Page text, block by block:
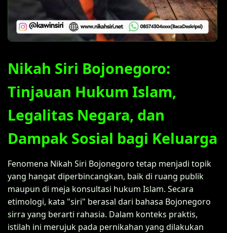
Nikah Siri Bojonegoro:
Tinjauan Hukum Islam,
Legalitas Negara, dan
Dampak Sosial bagi Keluarga
Fenomena Nikah Siri Bojonegoro tetap menjadi topik
yang hangat diperbincangkan, baik di ruang publik
maupun di meja konsultasi hukum Islam. Secara
etimologi, kata "siri" berasal dari bahasa Bojonegoro
sirra yang berarti rahasia. Dalam konteks praktis,
istilah ini merujuk pada pernikahan yang dilakukan